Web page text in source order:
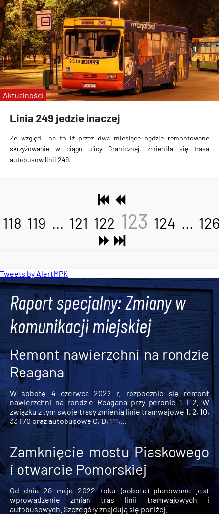
Linia 249 jedzie inaczej
Ze względu na to iż przez dwa miesiące będzie remontowane
skrzyżowanie w ciągu ulicy Granicznej, zmieniła się trasa
autobusów linii 249.
Aktualności
118 119 ... 121 122 123 124 ... 126
Tweets by AlertMPK
Raport specjalny: Zmiany w
komunikacji miejskiej
Remont nawierzchni na rondzie
Reagana
W sobotę 4 czerwca 2022 r. rozpocznie się remont
nawierzchni na rondzie Reagana przy peronie 1 i 2. W
związku z tym swoje trasy zmienią linie tramwajowe 1, 2, 10,
33 i 70 oraz autobusowe C, D, 111,...
Zamknięcie mostu Piaskowego
i otwarcie Pomorskiej
Od dnia 28 maja 2022 roku (sobota) planowane jest
wprowadzenie zmian tras linii tramwajowych i
autobusowych. Szczegóły znajdują się poniżej.